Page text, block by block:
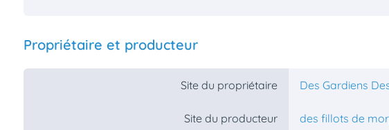
Propriétaire et producteur
Site du propriétaire Des Gardiens
Site du producteur des fillots de